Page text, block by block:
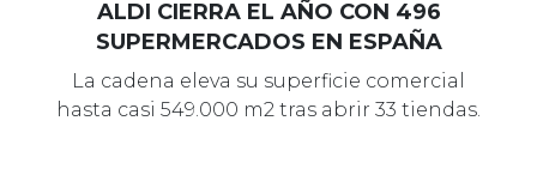
ALDI CIERRA EL AÑO CON 496
SUPERMERCADOS EN ESPAÑA
La cadena eleva su superficie comercial
hasta casi 549.000 m2 tras abrir 33 tiendas.